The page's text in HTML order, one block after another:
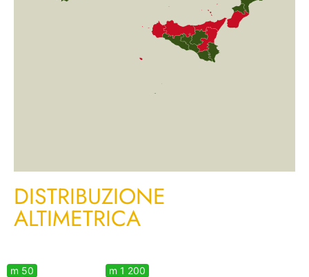
DISTRIBUZIONE
ALTIMETRICA
m 50 m 1 200